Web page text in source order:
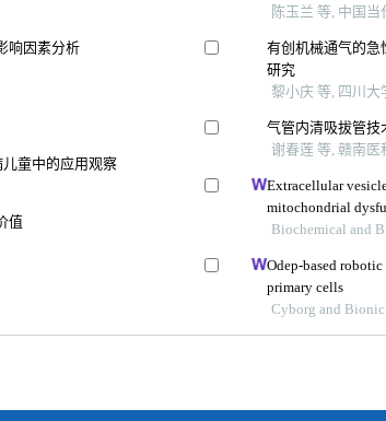
响因素分析
童中的应用观察
值
陈玉兰 等, 中国当
有创机械通气的急
研究
黎小庆 等, 四川大
气管内清吸拔管技
谢春莲 等, 赣南医
Extracellular
mitochondrial
Biochemical and
Odep-based
primary cells
Cyborg and Bionic